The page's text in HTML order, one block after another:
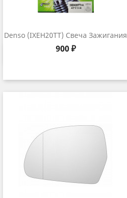
Denso (IXEH20TT) Свеча Зажигания
Цена
900 ₽
Быстрый просмотр